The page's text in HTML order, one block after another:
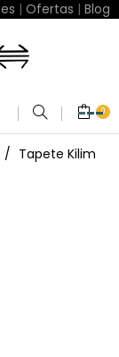
| Ofertas | Blog
0
Tapete Kilim